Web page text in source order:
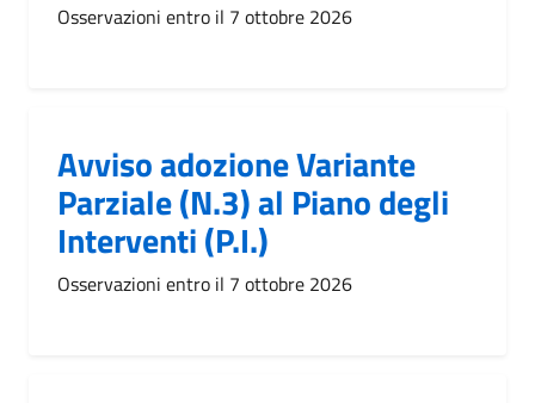
Osservazioni entro il 7 ottobre 2026
Avviso adozione Variante
Parziale (N.3) al Piano degli
Interventi (P.I.)
Osservazioni entro il 7 ottobre 2026